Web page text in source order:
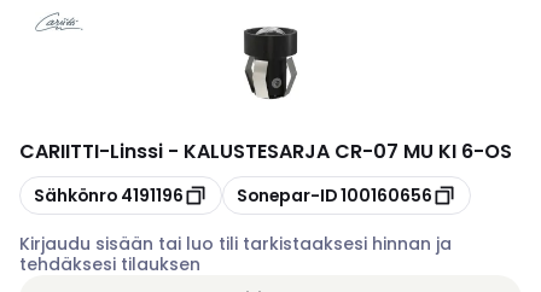
CARIITTI-Linssi - KALUSTESARJA CR-07 MU KI 6-OS
Kopioi
Sähkönro 4191196 Kopioi
Sonepar-ID100160656
Kirjaudu sisään tai luo tili tarkistaaksesi hinnan ja
tehdäksesi tilauksen